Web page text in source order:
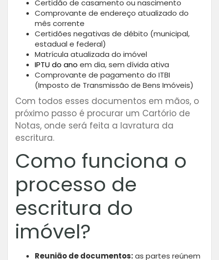
Certidão de casamento ou nascimento
Comprovante de endereço atualizado do
mês corrente
Certidões negativas de débito (municipal,
estadual e federal)
Matrícula atualizada do imóvel
IPTU do ano em dia, sem dívida ativa
Comprovante de pagamento do ITBI
(Imposto de Transmissão de Bens Imóveis)
Com todos esses documentos em mãos, o
próximo passo é procurar um Cartório de
Notas, onde será feita a lavratura da
escritura.
Como funciona o
processo de
escritura do
imóvel?
Reunião de documentos:as partes reúnem